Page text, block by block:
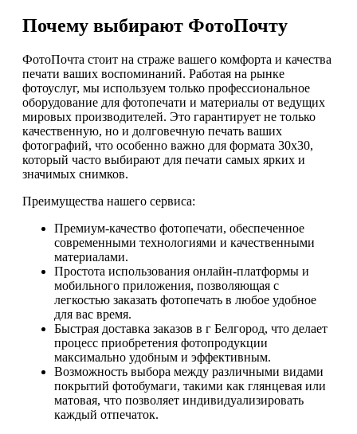
Почему выбирают ФотоПочту
ФотоПочта стоит на страже вашего комфорта и качества
печати ваших воспоминаний. Работая на рынке
фотоуслуг, мы используем только профессиональное
оборудование для фотопечати и материалы от ведущих
мировых производителей. Это гарантирует не только
качественную, но и долговечную печать ваших
фотографий, что особенно важно для формата 30х30,
который часто выбирают для печати самых ярких и
значимых снимков.
Преимущества нашего сервиса:
Премиум-качество фотопечати, обеспеченное
современными технологиями и качественными
материалами.
Простота использования онлайн-платформы и
мобильного приложения, позволяющая с
легкостью заказать фотопечать в любое удобное
для вас время.
Быстрая доставка заказов в г Белгород, что делает
процесс приобретения фотопродукции
максимально удобным и эффективным.
Возможность выбора между различными видами
покрытий фотобумаги, такими как глянцевая или
матовая, что позволяет индивидуализировать
каждый отпечаток.